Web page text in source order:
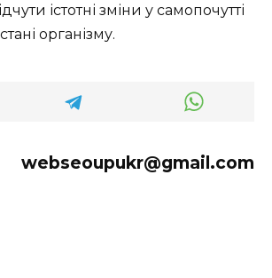
істотні зміни у самопочутті
організму.
webseoupukr@gmail.com